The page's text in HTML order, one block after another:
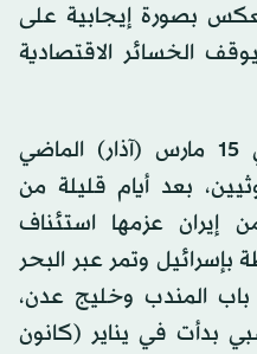
بصورة إيجابية على
الخسائر الاقتصادية
وبدأت الولايات المتحدة في 15 مارس (آذار) الماضي
بعد أيام قليلة من
إيران عزمها استئناف
وتمر عبر البحر
المندب وخليج عدن،
بدأت في يناير (كانون